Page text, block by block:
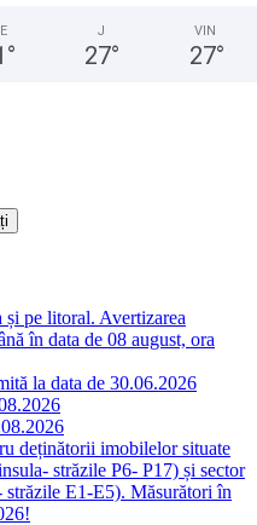
°
J
27°
VIN
27°
pe litoral. Avertizarea
în data de 08 august, ora
la data de 30.06.2026
deținătorii imobilelor situate
străzile P6- P17) și sector
străzile E1-E5). Măsurători în